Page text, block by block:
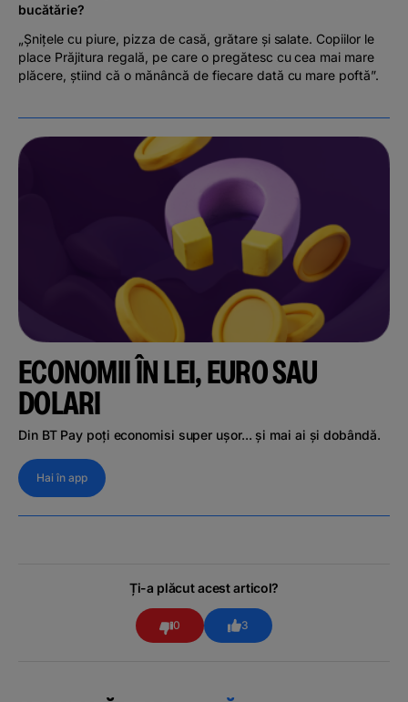
bucătărie?
„Șnițele cu piure, pizza de casă, grătare și salate. Copiilor le
place Prăjitura regală, pe care o pregătesc cu cea mai mare
plăcere, știind că o mănâncă de fiecare dată cu mare poftă”.
ECONOMII ÎN LEI, EURO SAU
DOLARI
Din BT Pay poți economisi super ușor... și mai ai și dobândă.
Hai în app
Ți-a plăcut acest articol?
0 3